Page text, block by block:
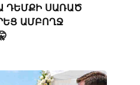
ԴԵՄՔԻ ՍԱՌԱԾ
ԱՄԲՈՂՋ